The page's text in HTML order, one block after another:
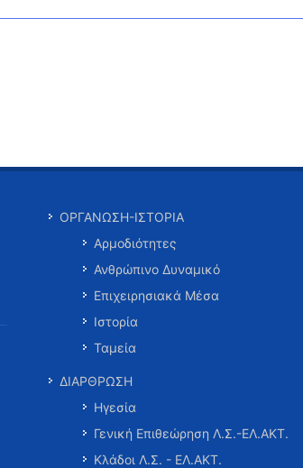
ΟΡΓΑΝΩΣΗ-ΙΣΤΟΡΙΑ
Αρμοδιότητες
Ανθρώπινο Δυναμικό
Επιχειρησιακά Μέσα
Ιστορία
Ταμεία
ΔΙΑΡΘΡΩΣΗ
Ηγεσία
Γενική Επιθεώρηση Λ.Σ.-ΕΛ.ΑΚΤ.
Κλάδοι Λ.Σ. - ΕΛ.ΑΚΤ.